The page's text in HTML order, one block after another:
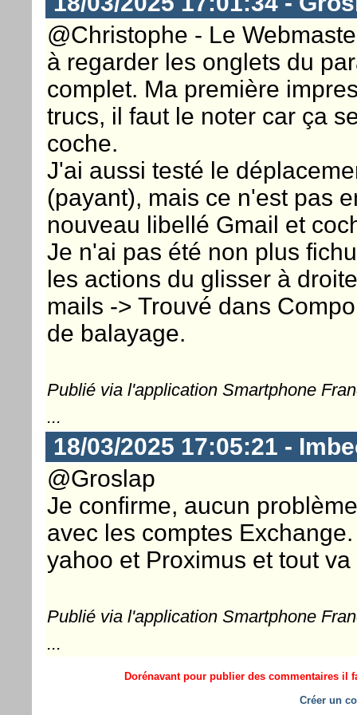
@Christophe - Le
à regarder les onglets du
complet. Ma première
trucs, il faut le noter car ça
coche.
J'ai aussi testé le
(payant), mais ce n'est pas
nouveau libellé Gmail et
Je n'ai pas été non plus
les actions du glisser à
mails -> Trouvé dans
de balayage.
Publié via l'application Smartphone
...
18/03/2025 17:05:21 -
@Groslap
Je confirme, aucun
avec les comptes
yahoo et Proximus et tout va
Publié via l'application Smartphone
...
Dorénavant pour publier des commentaires il
Créer un